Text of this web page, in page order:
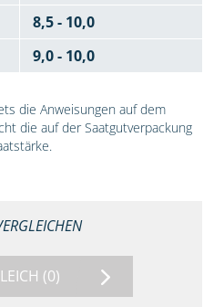
8,5 - 10,0
9,0 - 10,0
die Anweisungen auf dem
die auf der Saatgutverpackung
(0)